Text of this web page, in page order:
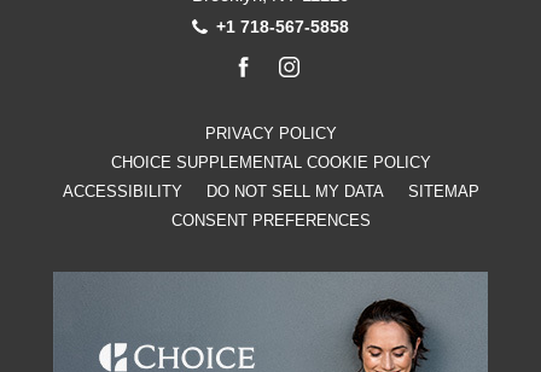
+1 718-567-5858
PRIVACY POLICY
CHOICE SUPPLEMENTAL COOKIE POLICY
ACCESSIBILITY
DO NOT SELL MY DATA
SITEMAP
CONSENT PREFERENCES